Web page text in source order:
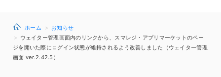
ホーム
お知らせ
ウェイター管理画面内のリンクから、スマレジ・アプリマーケットのペー
ジを開いた際にログイン状態が維持されるよう改善しました（ウェイター管理
画面 ver.2.42.5）